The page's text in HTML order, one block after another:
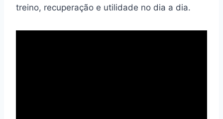
treino, recuperação e utilidade no dia a dia.